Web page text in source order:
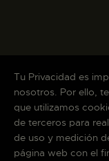
Tu Privacidad es
nosotros. Por ello,
que utilizamos
de terceros para
de uso y medición
página web con el